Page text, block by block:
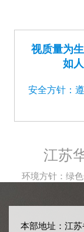
视质量为
如
安全方针：
江苏
环境方针：绿
本部地址：江